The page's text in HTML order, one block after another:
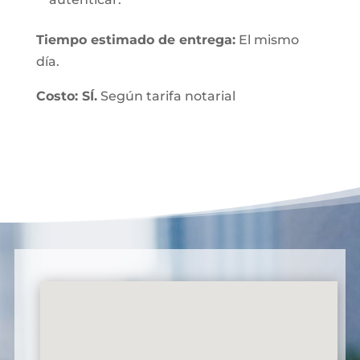
Tiempo estimado de entrega:El mismo
día.
Costo: SÍ.Según tarifa notarial